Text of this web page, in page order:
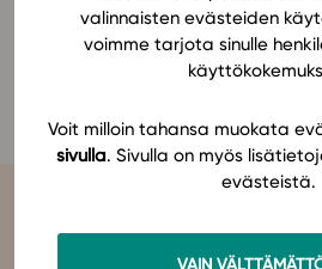
valinnaisten evästeiden
voimme tarjota sinulle
Voit milloin tahansa muokata
sivulla. Sivulla on myös
evästeistä.
VAIN
Tilaa uutiskirje
Lisää tietoa webinaareista ja